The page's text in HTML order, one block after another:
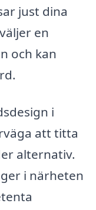
just dina
en
och kan
i
att titta
alternativ.
i närheten